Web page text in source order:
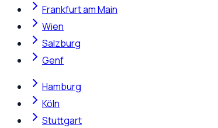
Frankfurt am Main
Wien
Salzburg
Genf
Hamburg
Köln
Stuttgart